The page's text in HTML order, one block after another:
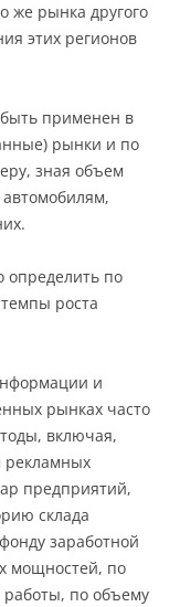
же рынка другого
этих регионов
применен в
рынки и по
зная объем
автомобилям,
по
роста
и
рынках часто
включая,
рекламных
предприятий,
склада
заработной
мощностей, по
работы, по объему